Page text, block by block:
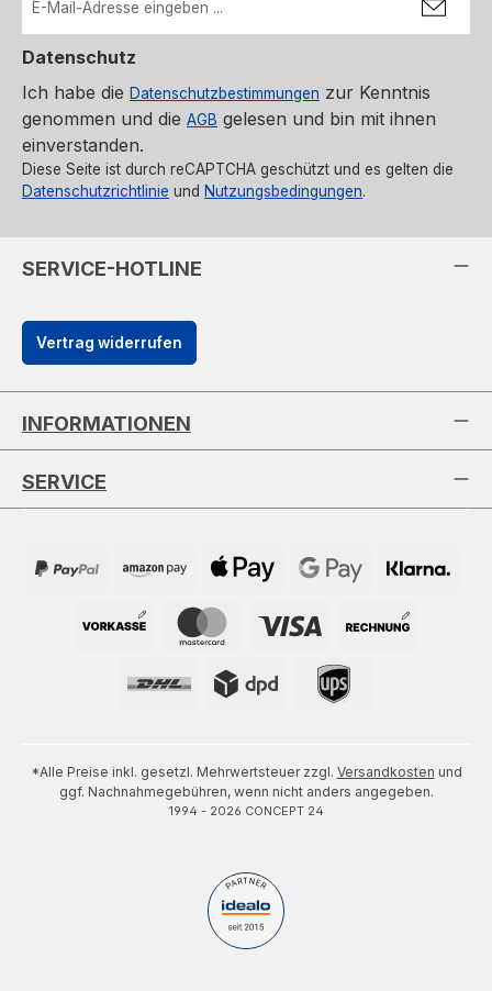
Datenschutz
Ich habe die Datenschutzbestimmungen zur Kenntnis
genommen und die AGB gelesen und bin mit ihnen
einverstanden.
Diese Seite ist durch reCAPTCHA geschützt und es gelten die
Datenschutzrichtlinie und Nutzungsbedingungen.
SERVICE-HOTLINE
Vertrag widerrufen
INFORMATIONEN
SERVICE
*Alle Preise inkl. gesetzl. Mehrwertsteuer zzgl. Versandkosten und
ggf. Nachnahmegebühren, wenn nicht anders angegeben.
1994 - 2026 CONCEPT 24